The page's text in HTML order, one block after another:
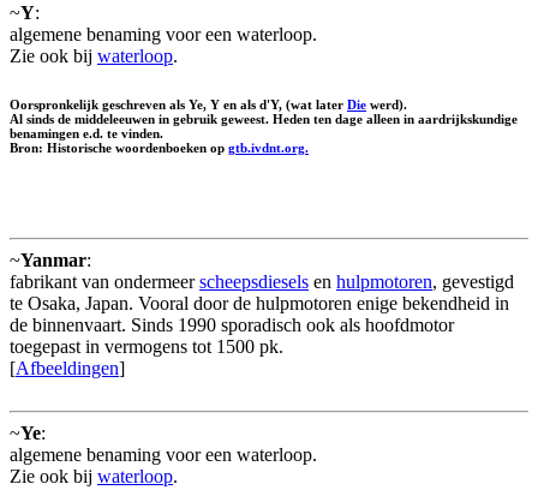
~Y:
algemene benaming voor een waterloop.
Zie ook bij waterloop.
Oorspronkelijk geschreven als Ye, Y en als d'Y, (wat later Die werd).
Al sinds de middeleeuwen in gebruik geweest. Heden ten dage alleen in aardrijkskundige
benamingen e.d. te vinden.
Bron: Historische woordenboeken op gtb.ivdnt.org.
~Yanmar:
fabrikant van ondermeerscheepsdiesels en hulpmotoren, gevestigd
te Osaka, Japan. Vooral door de hulpmotoren enige bekendheid in
de binnenvaart. Sinds 1990 sporadisch ook als hoofdmotor
toegepast in vermogens tot 1500 pk.
[Afbeeldingen]
~Ye:
algemene benaming voor een waterloop.
Zie ook bij waterloop.